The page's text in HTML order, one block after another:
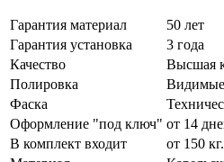
Гарантия материал
50 лет
Гарантия установка
3 года
Качество
Высшая
Полировка
Фаска
Оформление "под ключ" от 14
В комплект входит
от 150 кг.